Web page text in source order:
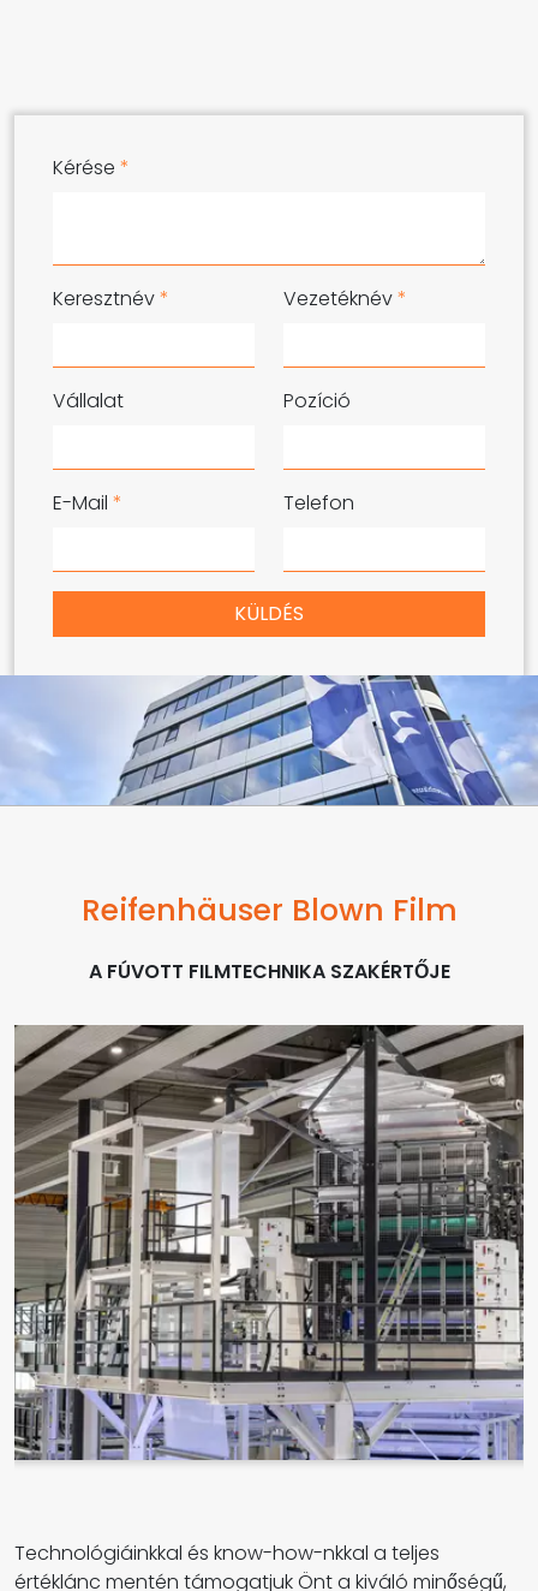
Kérése *
Keresztnév* Vezetéknév*
Vállalat Pozíció
E-Mail * Telefon
KÜLDÉS
Reifenhäuser Blown Film
A FÚVOTT FILMTECHNIKA SZAKÉRTŐJE
Technológiáinkkal és know-how-nkkal a teljes
értéklánc mentén támogatjuk Önt a kiváló minőségű,